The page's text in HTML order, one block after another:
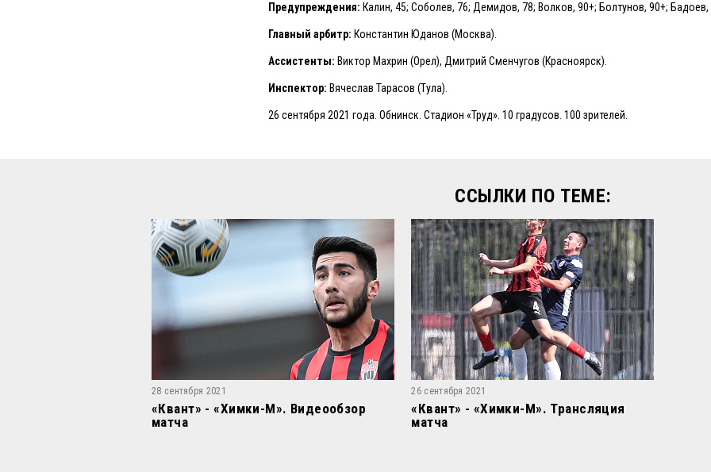
Предупреждения: Калин, 45; Соболев, 76; Демидов, 78; Волков, 90+; Болтунов, 90+; Бадоев,
Главный арбитр: Константин Юданов (Москва).
Ассистенты: Виктор Махрин (Орел), Дмитрий Сменчугов (Красноярск).
Инспектор: Вячеслав Тарасов (Тула).
26 сентября 2021 года. Обнинск. Стадион «Труд». 10 градусов. 100 зрителей.
ССЫЛКИ ПО ТЕМЕ:
28 сентября 2021
«Квант» - «Химки-М». Видеообзор
матча
26 сентября 2021
«Квант» - «Химки-М». Трансляция
матча